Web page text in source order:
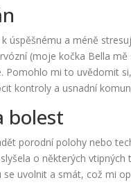
úspěšnému a méně
(moje kočka Bella
Pomohlo mi to uvědomit
kontroly a usnadní
bolest
porodní polohy nebo
o některých
se uvolnit a smát, což mi